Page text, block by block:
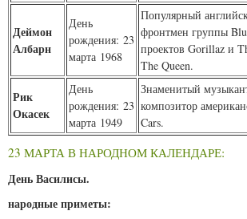
Деймон
Албарн
День
рождения: 23
марта 1968
Популярный
фронтмен группы
проектов Gorillaz и
The Queen.
Рик
Окасек
День
рождения: 23
марта 1949
Знаменитый
композитор
Cars.
23 МАРТА В НАРОДНОМ КАЛЕНДАРЕ:
День Василисы.
народные приметы: